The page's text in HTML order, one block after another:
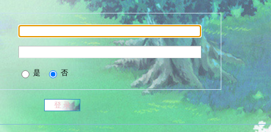
是 否